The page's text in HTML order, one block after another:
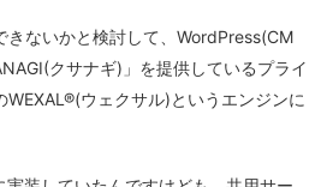
きないかと検討して、WordPress(CM
クサナギ)」を提供しているプライ
WEXAL®(ウェクサル)というエンジンに